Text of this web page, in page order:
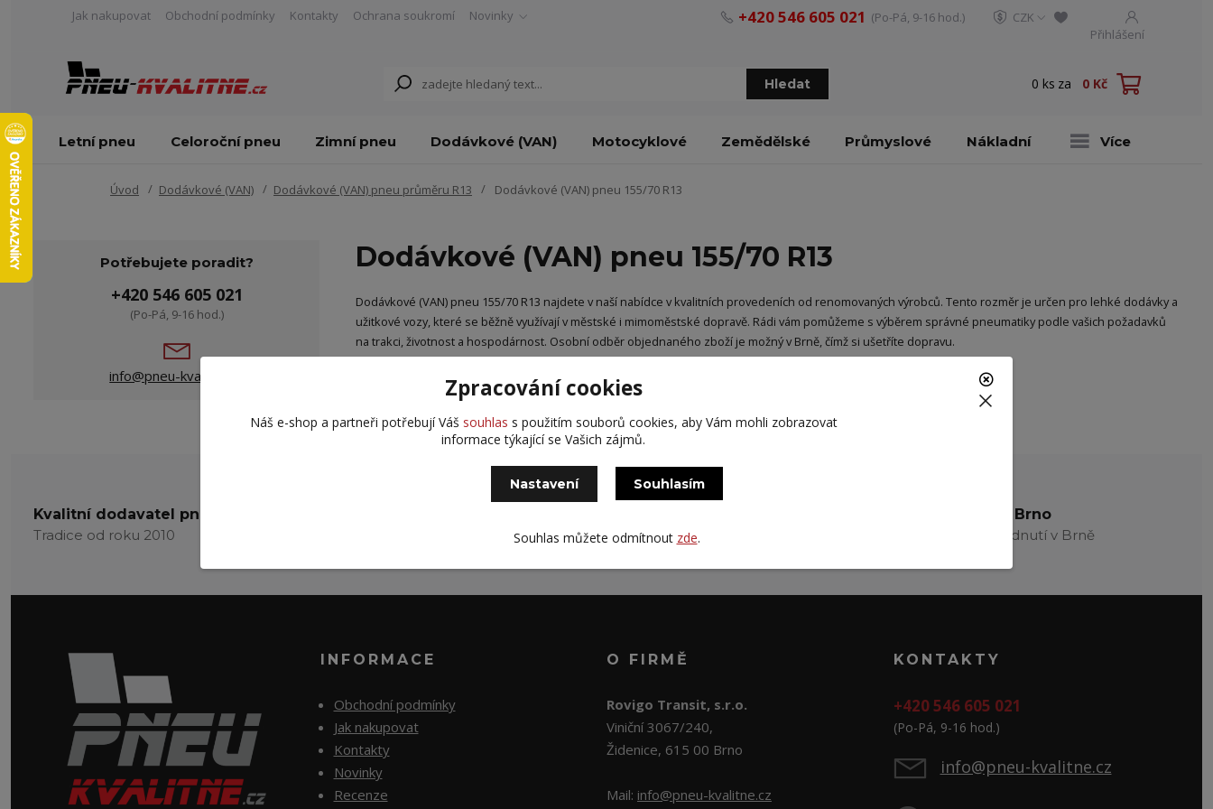
Jak nakupovat Obchodní podmínky Kontakty Ochrana soukromí Novinky
CZK
Přihlášení
Hledat
+420 546 605 021 (Po-Pá, 9-16 hod.)
0 ks za 0 Kč
Letní pneu Celoroční pneu Zimní pneu Dodávkové (VAN) Motocyklové Zemědělské Průmyslové Nákladní Více
Úvod Dodávkové (VAN) Dodávkové (VAN) pneu průměru R13 Dodávkové (VAN) pneu 155/70 R13
Dodávkové (VAN) pneu 155/70 R13
Dodávkové (VAN) pneu 155/70 R13 najdete v naší nabídce v kvalitních provedeních od renomovaných výrobců. Tento rozměr je určen pro lehké dodávky a
užitkové vozy, které se běžně využívají v městské i mimoměstské dopravě. Rádi vám pomůžeme s výběrem správné pneumatiky podle vašich požadavků
na trakci, životnost a hospodárnost. Osobní odběr objednaného zboží je možný v Brně, čímž si ušetříte dopravu.
Potřebujete poradit?
+420 546 605 021
(Po-Pá, 9-16 hod.)
info@pneu-kvalitne.cz
Kvalitní dodavatel pneu
Tradice od roku 2010
Kontaktujte nás
Osobní odběr Brno
Bezplatné vyzednutí v Brně
INFORMACE
Obchodní podmínky
Jak nakupovat
Kontakty
Novinky
Recenze
O FIRMĚ
Rovigo Transit, s.r.o.
Viniční 3067/240,
Židenice, 615 00 Brno
Mail: info@pneu-kvalitne.cz
KONTAKTY
+420 546 605 021
(Po-Pá, 9-16 hod.)
info@pneu-kvalitne.cz
Zpracování cookies
Náš e-shop a partneři potřebují Váš souhlas s použitím souborů cookies, aby Vám mohli zobrazovat
informace týkající se Vašich zájmů.
Nastavení Souhlasím
Souhlas můžete odmítnout zde.